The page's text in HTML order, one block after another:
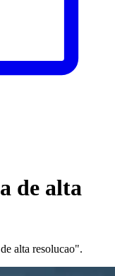
de alta
alta resolucao".